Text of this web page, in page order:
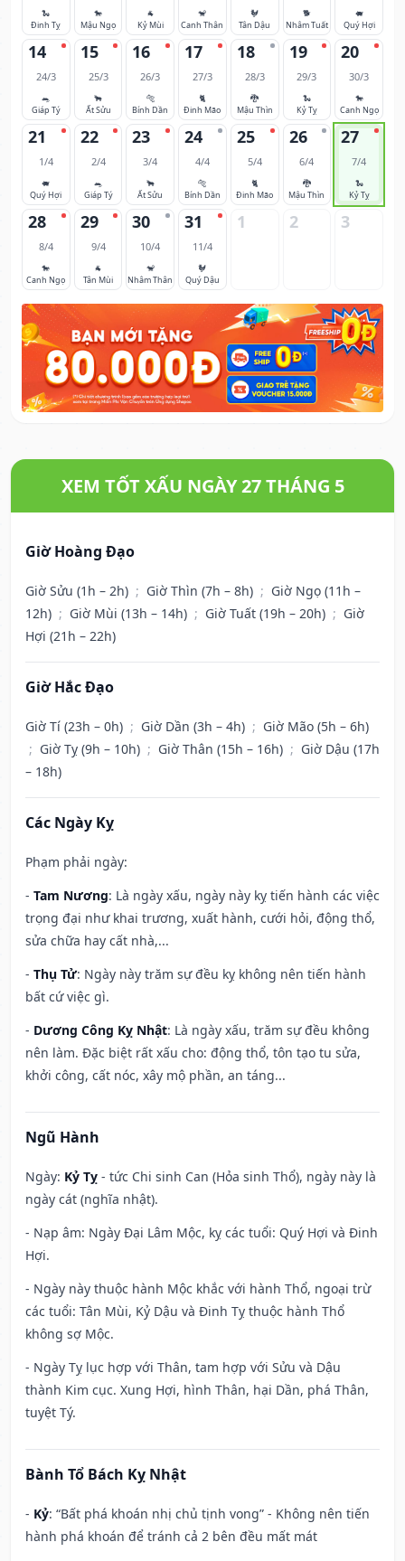
🐍
Đinh Tỵ
🐎
Mậu Ngọ
🐐
Kỷ Mùi
🐒
Canh Thân
🐓
Tân Dậu
🐕
Nhâm Tuất
🐖
Quý Hợi
14
24/3
🐀
Giáp Tý
15
25/3
🐂
Ất Sửu
16
26/3
🐅
Bính Dần
17
27/3
🐈
Đinh Mão
18
28/3
🐉
Mậu Thìn
19
29/3
🐍
Kỷ Tỵ
20
30/3
🐎
Canh Ngọ
21
1/4
🐖
Quý Hợi
22
2/4
🐀
Giáp Tý
23
3/4
🐂
Ất Sửu
24
4/4
🐅
Bính Dần
25
5/4
🐈
Đinh Mão
26
6/4
🐉
Mậu Thìn
27
7/4
🐍
Kỷ Tỵ
28
8/4
🐎
Canh Ngọ
29
9/4
🐐
Tân Mùi
30
10/4
🐒
Nhâm Thân
31
11/4
🐓
Quý Dậu
1 2 3
XEM TỐT XẤU NGÀY 27 THÁNG 5
Giờ Hoàng Đạo
Giờ Sửu (1h – 2h) ; Giờ Thìn (7h – 8h) ; Giờ Ngọ (11h –
12h) ; Giờ Mùi (13h – 14h) ; Giờ Tuất (19h – 20h) ; Giờ
Hợi (21h – 22h)
Giờ Hắc Đạo
Giờ Tí (23h – 0h) ; Giờ Dần (3h – 4h) ; Giờ Mão (5h – 6h)
; Giờ Tỵ (9h – 10h) ; Giờ Thân (15h – 16h) ; Giờ Dậu (17h
– 18h)
Các Ngày Kỵ
Phạm phải ngày:
- Tam Nương: Là ngày xấu, ngày này kỵ tiến hành các việc
trọng đại như khai trương, xuất hành, cưới hỏi, động thổ,
sửa chữa hay cất nhà,...
- Thụ Tử: Ngày này trăm sự đều kỵ không nên tiến hành
bất cứ việc gì.
- Dương Công Kỵ Nhật: Là ngày xấu, trăm sự đều không
nên làm. Đặc biệt rất xấu cho: động thổ, tôn tạo tu sửa,
khởi công, cất nóc, xây mộ phần, an táng...
Ngũ Hành
Ngày: Kỷ Tỵ - tức Chi sinh Can (Hỏa sinh Thổ), ngày này là
ngày cát (nghĩa nhật).
- Nạp âm: Ngày Đại Lâm Mộc, kỵ các tuổi: Quý Hợi và Đinh
Hợi.
- Ngày này thuộc hành Mộc khắc với hành Thổ, ngoại trừ
các tuổi: Tân Mùi, Kỷ Dậu và Đinh Tỵ thuộc hành Thổ
không sợ Mộc.
- Ngày Tỵ lục hợp với Thân, tam hợp với Sửu và Dậu
thành Kim cục. Xung Hợi, hình Thân, hại Dần, phá Thân,
tuyệt Tý.
Bành Tổ Bách Kỵ Nhật
- Kỷ: “Bất phá khoán nhị chủ tịnh vong” - Không nên tiến
hành phá khoán để tránh cả 2 bên đều mất mát